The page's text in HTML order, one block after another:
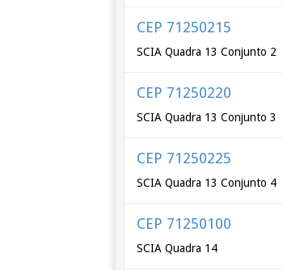
CEP 71250215
SCIA Quadra 13 Conjunto 2
CEP 71250220
SCIA Quadra 13 Conjunto 3
CEP 71250225
SCIA Quadra 13 Conjunto 4
CEP 71250100
SCIA Quadra 14